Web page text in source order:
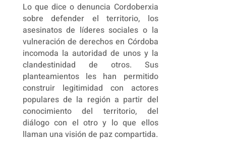
Lo que dice o denuncia Cordoberxia
sobre defender el territorio, los
asesinatos de líderes sociales o la
vulneración de derechos en Córdoba
incomoda la autoridad de unos y la
clandestinidad de otros. Sus
planteamientos les han permitido
construir legitimidad con actores
populares de la región a partir del
conocimiento del territorio, del
diálogo con el otro y lo que ellos
llaman una visión de paz compartida.